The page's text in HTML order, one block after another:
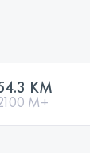
KM
M+